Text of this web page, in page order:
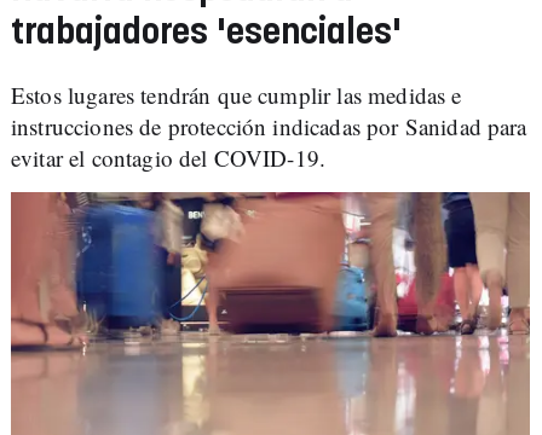
trabajadores 'esenciales'
Estos lugares tendrán que cumplir las medidas e
instrucciones de protección indicadas por Sanidad para
evitar el contagio del COVID-19.